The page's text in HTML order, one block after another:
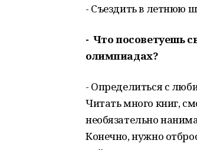
- Съездить в летнюю
- Что посоветуешь
олимпиадах?
- Определиться с
Читать много книг,
необязательно
Конечно, нужно